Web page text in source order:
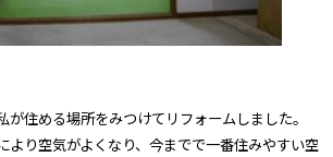
が住める場所をみつけてリフォームしました。
より空気がよくなり、今までで一番住みやすい空